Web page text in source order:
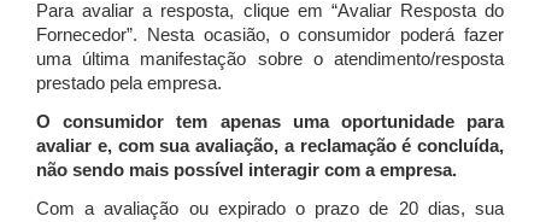
Para avaliar a resposta, clique em “Avaliar Resposta do
Fornecedor”. Nesta ocasião, o consumidor poderá fazer
uma última manifestação sobre o atendimento/resposta
prestado pela empresa.
O consumidor tem apenas uma oportunidade para
avaliar e, com sua avaliação, a reclamação é concluída,
não sendo mais possível interagir com a empresa.
Com a avaliação ou expirado o prazo de 20 dias, sua